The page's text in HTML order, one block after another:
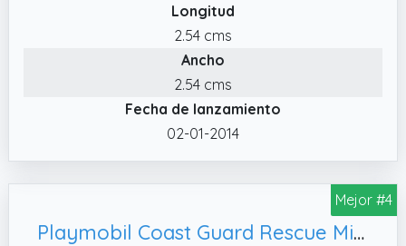
creatividad de tus pequeños, permitiéndoles
crear y recrear aventuras ilimitadas con sus
propias historias y personajes.
✔️ Set incluye 2 Figuras y accesorios
✔️ Juegetes para niños de 4 años en
Longitud
2.54 cms
Ancho
2.54 cms
Fecha de lanzamiento
02-01-2014
Mejor #4
Playmobil Coast Guard Rescue Mission (70664) Mega Set 92 Pieces